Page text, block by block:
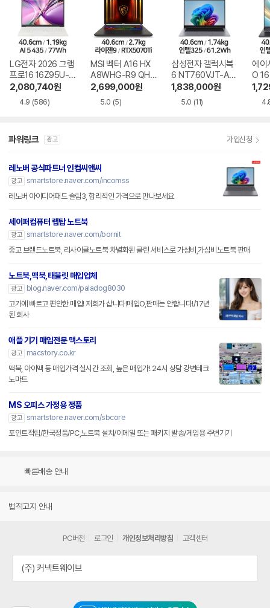
LG전자 2026 그램
프로16 16Z95U-G
S5WK
2,080,740원
4.9 (586)
MSI 벡터 A16 HX
A8WHG-R9 QHD
+
2,699,000원
5.0 (5)
삼성전자 갤럭시북
6 NT760VJT-A51
A
1,838,000원
5.0 (11)
에이
O
1-
파워링크 광고 가입신청
레노버 공식파트너 인컴씨앤씨
광고 smartstore.naver.com/incomss
레노버 아이디어패드 슬림3, 합리적인 가격으로 만나보세요
세이퍼컴퓨터 랩탑 노트북
광고 smartstore.naver.com/bornit
중고 브랜드노트북, 리사이클노트북 차별화된 클린 서비스로 가성비,가심비노트북 판매
노트북,맥북,태블릿 매입업체
광고
blog.naver.com/paladog8030
고가에 빠르고 편안한 매입! 저희가 삽니다!매입O,판매는 안합니다!/17년
된 회사
애플 기기 매입전문 맥스토리
광고
macstory.co.kr
맥북, 아이맥 등 매입가격 실시간 조회, 높은 매입가! 24시 상담 강변테크
노마트
MS 오피스 가정용 정품
광고 smartstore.naver.com/sbcore
포인트적립/한국정품/PC,노트북 설치/이메일 또는 패키지 발송/게임용 주변기기
빠른배송 안내
법적고지 안내
PC버전 로그인 개인정보처리방침 고객센터
(주) 커넥트웨이브